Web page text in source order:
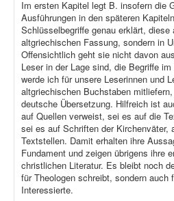
Im ersten Kapitel legt B. insofern die
Ausführungen in den späteren
Schlüsselbegriffe genau erklärt, diese
altgriechischen Fassung, sondern in
Offensichtlich geht sie nicht davon
Leser in der Lage sind, die Begriffe
werde ich für unsere Leserinnen und
altgriechischen Buchstaben
deutsche Übersetzung. Hilfreich ist
auf Quellen verweist, sei es auf die
sei es auf Schriften der Kirchenväter,
Textstellen. Damit erhalten ihre
Fundament und zeigen übrigens ihre
christlichen Literatur. Es bleibt noch
für Theologen schreibt, sondern auch
Interessierte.